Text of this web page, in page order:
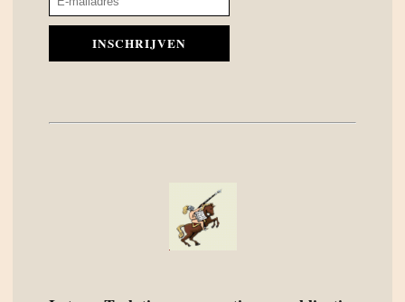
INSCHRIJVEN